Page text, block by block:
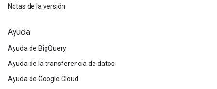
Notas de la versión
Ayuda
Ayuda de BigQuery
Ayuda de la transferencia de datos
Ayuda de Google Cloud